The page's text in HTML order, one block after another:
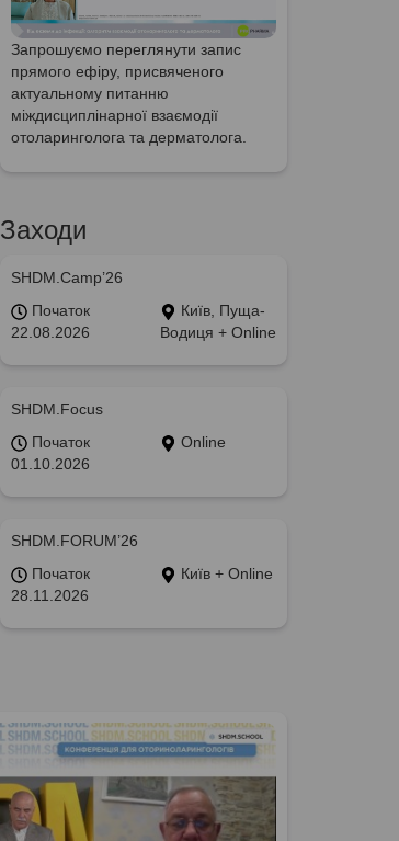
Запрошуємо переглянути запис
прямого ефіру, присвяченого
актуальному питанню
міждисциплінарної взаємодії
отоларинголога та дерматолога.
Заходи
SHDM.Camp’26
Початок
22.08.2026
Київ, Пуща-
Водиця + Online
SHDM.Focus
Початок
01.10.2026
Online
SHDM.FORUM’26
Початок
28.11.2026
Київ + Online